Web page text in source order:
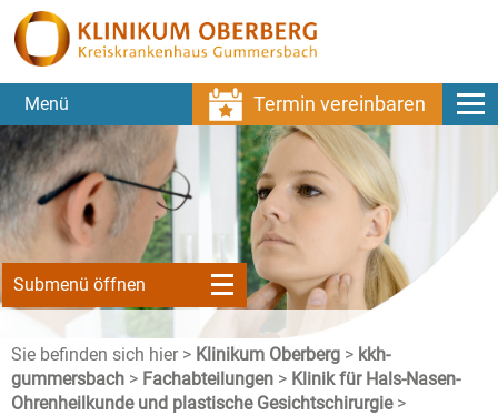
Termin vereinbaren
Menü
Submenü öffnen
Sie befinden sich hier > Klinikum Oberberg > kkh-
gummersbach > Fachabteilungen > Klinik für Hals-Nasen-
Ohrenheilkunde und plastische Gesichtschirurgie >